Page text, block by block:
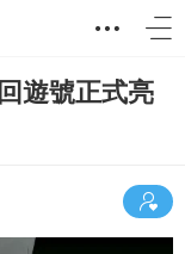
遊號正式亮